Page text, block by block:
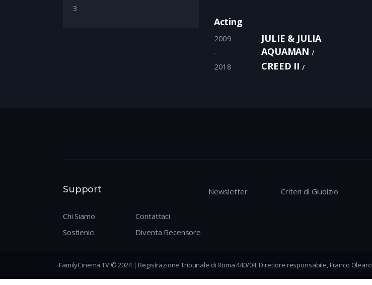
3
Acting
2009 JULIE & JULIA
- AQUAMAN
2018 CREED II
Support
Chi Siamo
Sostienici
Contattaci
Diventa Recensore
Newsletter Criteri di Giudizio
FamilyCinema TV © 2024 | Registrazione Tribunale di Roma 440/04, Direttore responsabile, Franco Olearo